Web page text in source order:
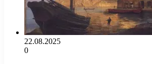
22.08.2025
0